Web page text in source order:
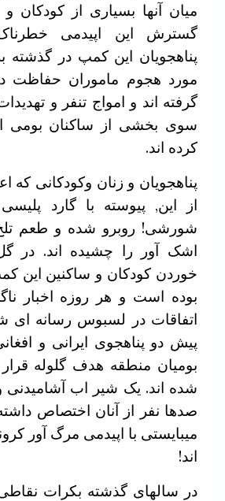
میان آنها بسیاری از کودکان و
گسترش این اپیدمی
پناهجویان این کمپ در گذشته
مورد هجوم ماموران حفاظت
گرفته اند و امواج تنفر و
سوی بخشی از ساکنان بومی
کرده اند.
پناهجویان و زنان وکودکانی که
از این, پیوسته با گارد
شورشی! روبرو شده و طعم
اشک آور را چشیده اند. در
خوردن کودکان و ساکنین این
بوده است و هر روزه اخبار
اتفاقات در لسبوس رسانه
پیش دو پناهجوی ایرانی و
بومیان منطقه هدف گلوله
شده اند. یک شیر اب آشامیدنی
صدها نفر از آنان اختصاص
میبایستی با اپیدمی مرگ آور
اند!
در سالهای گذشته بکرات